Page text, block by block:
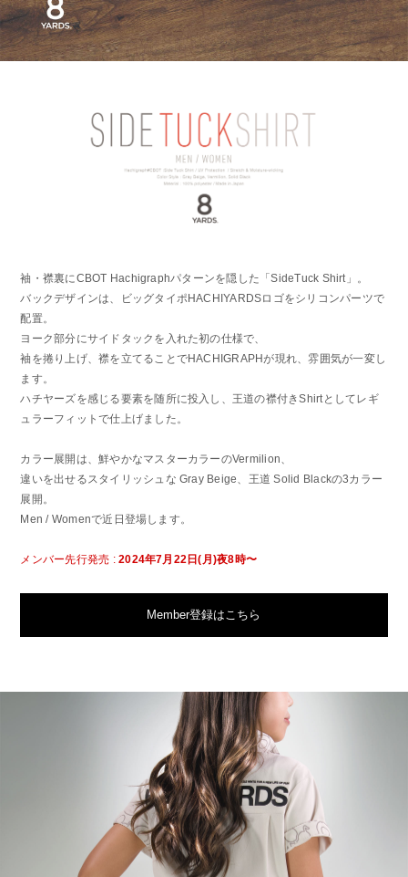
袖・襟裏にCBOT Hachigraphパターンを隠した「SideTuck Shirt」。
バックデザインは、ビッグタイポHACHIYARDSロゴをシリコンパーツで
配置。
ヨーク部分にサイドタックを入れた初の仕様で、
袖を捲り上げ、襟を立てることでHACHIGRAPHが現れ、雰囲気が一変し
ます。
ハチヤーズを感じる要素を随所に投入し、王道の襟付きShirtとしてレギ
ュラーフィットで仕上げました。
カラー展開は、鮮やかなマスターカラーのVermilion、
違いを出せるスタイリッシュな Gray Beige、王道 Solid Blackの3カラー
展開。
Men / Womenで近日登場します。
メンバー先行発売 :2024年7月22日(月)夜8時〜
Member登録はこちら